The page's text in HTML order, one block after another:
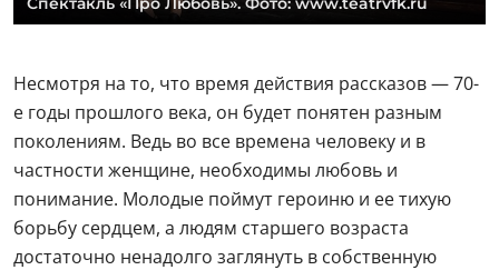
Несмотря на то, что время действия рассказов — 70-
е годы прошлого века, он будет понятен разным
поколениям. Ведь во все времена человеку и в
частности женщине, необходимы любовь и
понимание. Молодые поймут героиню и ее тихую
борьбу сердцем, а людям старшего возраста
достаточно ненадолго заглянуть в собственную